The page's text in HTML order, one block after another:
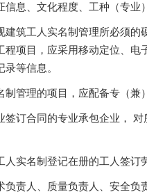
信息、文化程度、工种（专
建筑工人实名制管理所必须
程项目，应采用移动定位、
等信息。
制管理的项目，应配备专（兼
签订合同的专业承包企业，
人实名制登记在册的工人签订
负责人、质量负责人、安全